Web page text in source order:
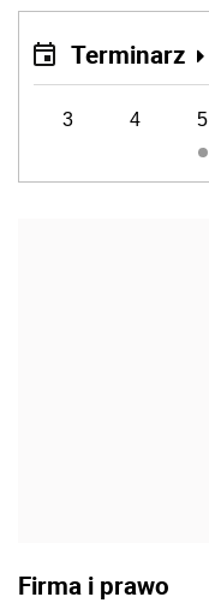
Terminarz
3 4 5
Firma i prawo